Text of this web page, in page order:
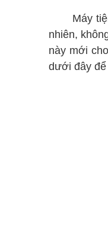
Máy tiện
nhiên,
này mới
dưới đây để